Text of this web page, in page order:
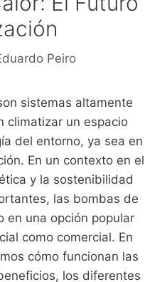
Peiro
sistemas altamente
climatizar un espacio
del entorno, ya sea en
En un contexto en el
y la sostenibilidad
las bombas de
en una opción popular
como comercial. En
cómo funcionan las
los diferentes